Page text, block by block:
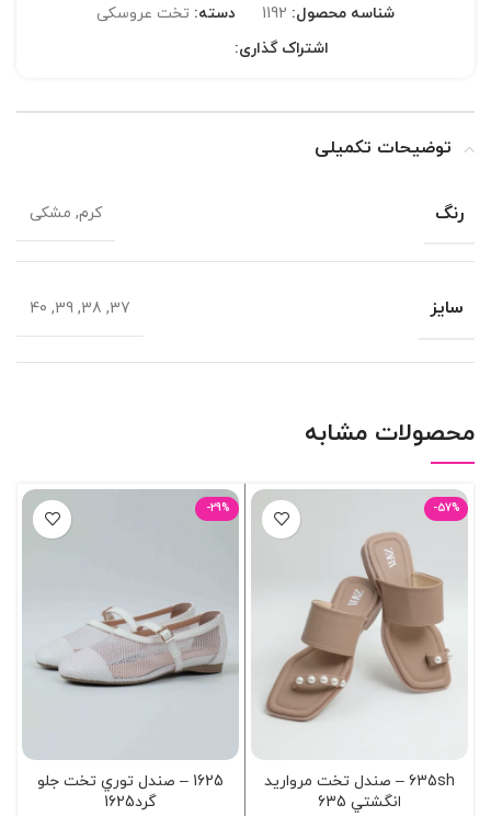
شناسه محصول: 1192 دسته: تخت عروسکی
اشتراک گذاری:
توضیحات تکمیلی
رنگ کرم, مشکی
سایز 37, 38, 39, 40
محصولات مشابه
-57%
635sh – صندل تخت مرواريد
انگشتي 635
-29%
1625 – صندل توري تخت جلو
گرد1625